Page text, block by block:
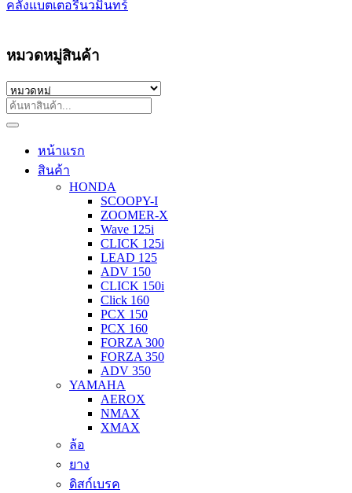
คลังแบตเตอรี่นวมินทร์
หมวดหมู่สินค้า
หน้าแรก
สินค้า
HONDA
SCOOPY-I
ZOOMER-X
Wave 125i
CLICK 125i
LEAD 125
ADV 150
CLICK 150i
Click 160
PCX 150
PCX 160
FORZA 300
FORZA 350
ADV 350
YAMAHA
AEROX
NMAX
XMAX
ล้อ
ยาง
ดิสก์เบรค